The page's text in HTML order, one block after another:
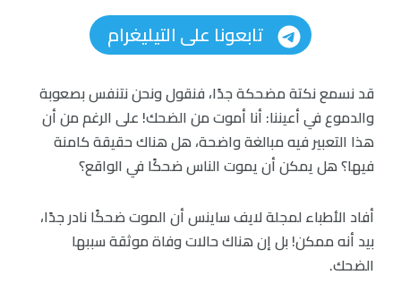
تابعونا على التيليغرام
قد نسمع نكتة مضحكة جدًا، فنقول ونحن نتنفس بصعوبة
والدموع في أعيننا: أنا أموت من الضحك! على الرغم من أن
هذا التعبير فيه مبالغة واضحة، هل هناك حقيقة كامنة
فيها؟ هل يمكن أن يموت الناس ضحكًا في الواقع؟
أفاد الأطباء لمجلة لايف ساينس أن الموت ضحكًا نادر جدًا،
بيد أنه ممكن! بل إن هناك حالات وفاة موثقة سببها
الضحك.